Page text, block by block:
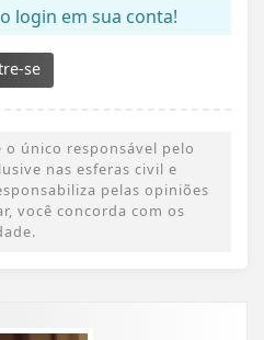
login em sua conta!
se
único responsável pelo
nas esferas civil e
pelas opiniões
você concorda com os